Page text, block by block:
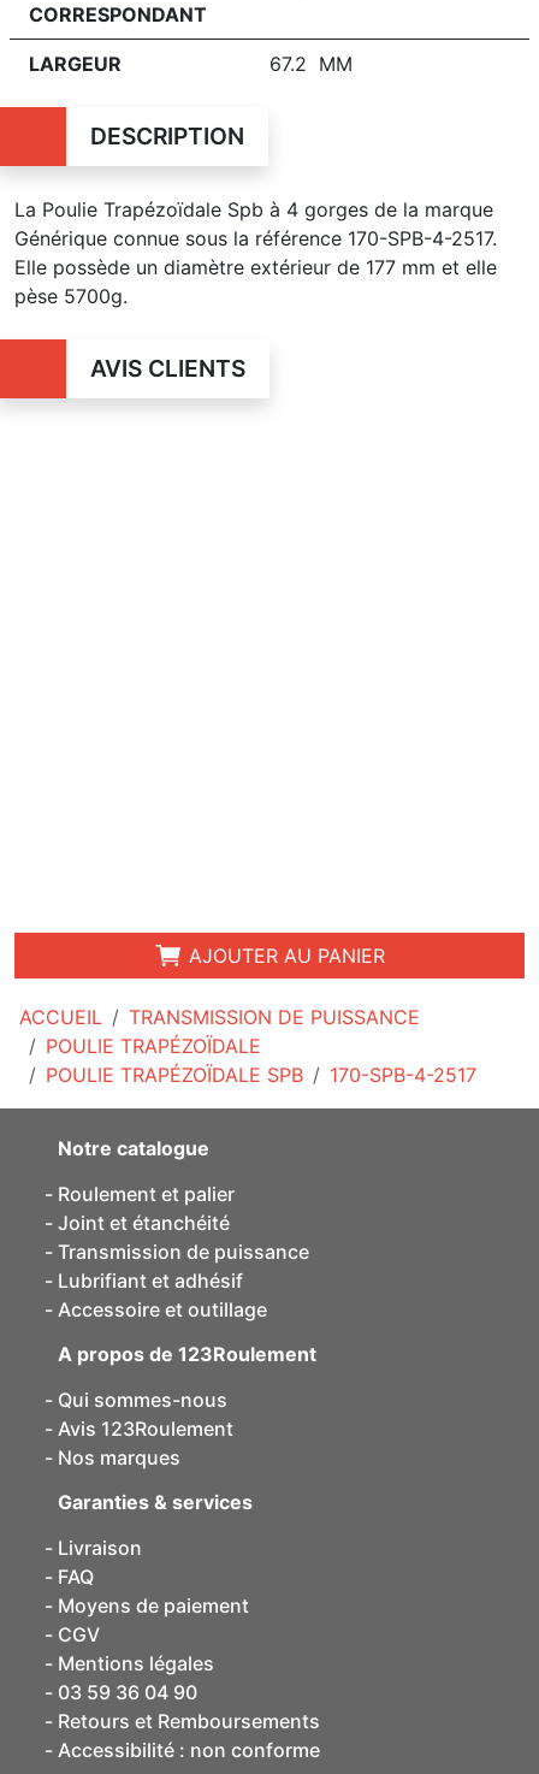
ACCUEIL
TRANSMISSION DE PUISSANCE
POULIE TRAPÉZOÏDALE
POULIE TRAPÉZOÏDALE SPB
170-SPB-4-2517
CORRESPONDANT
LARGEUR 67.2 MM
DESCRIPTION
La Poulie Trapézoïdale Spb à 4 gorges de la marque
Générique connue sous la référence 170-SPB-4-2517.
Elle possède un diamètre extérieur de 177 mm et elle
pèse 5700g.
AVIS CLIENTS
AJOUTER AU PANIER
Notre catalogue
Roulement et palier
Joint et étanchéité
Transmission de puissance
Lubrifiant et adhésif
Accessoire et outillage
A propos de 123Roulement
Qui sommes-nous
Avis 123Roulement
Nos marques
Garanties & services
Livraison
FAQ
Moyens de paiement
CGV
Mentions légales
03 59 36 04 90
Retours et Remboursements
Accessibilité : non conforme